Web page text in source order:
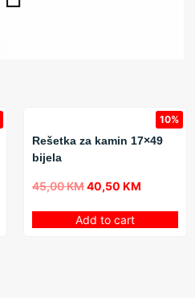
10%
Rešetka za kamin 17×49
bijela
45,00KM40,50 KM
Add to cart